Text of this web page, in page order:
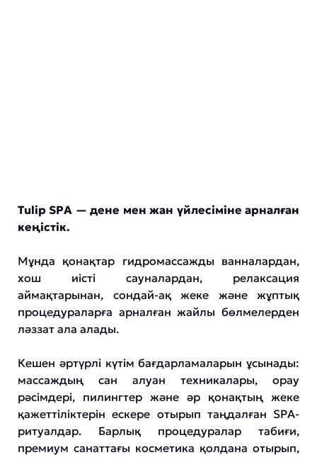
Tulip SPA — дене мен жан үйлесіміне арналған
кеңістік.
Мұнда қонақтар гидромассажды ванналардан,
хош иісті сауналардан, релаксация
аймақтарынан, сондай-ақ жеке және жұптық
процедураларға арналған жайлы бөлмелерден
ләззат ала алады.
Кешен әртүрлі күтім бағдарламаларын ұсынады:
массаждың сан алуан техникалары, орау
рәсімдері, пилингтер және әр қонақтың жеке
қажеттіліктерін ескере отырып таңдалған SPA-
ритуалдар. Барлық процедуралар табиғи,
премиум санаттағы косметика қолдана отырып,